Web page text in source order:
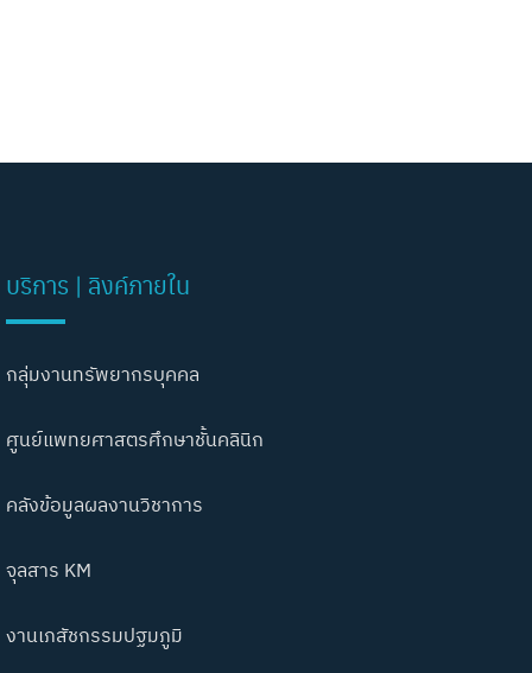
บริการ | ลิงค์ภายใน
กลุ่มงานทรัพยากรบุคคล
ศูนย์แพทยศาสตรศึกษาชั้นคลินิก
คลังข้อมูลผลงานวิชาการ
จุลสาร KM
งานเภสัชกรรมปฐมภูมิ